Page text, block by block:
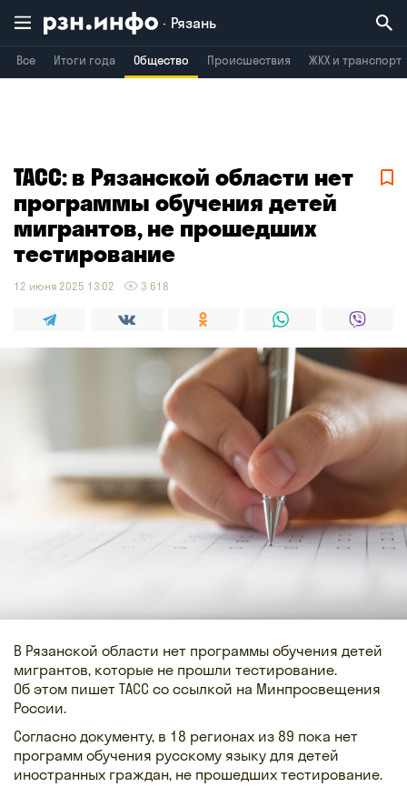
Рязань
Все Итоги года Общество Происшествия ЖКХ и транспорт
Воронеж Брянск
ТАСС: в Рязанской области нет
программы обучения детей
мигрантов, не прошедших
тестирование
12 июня 2025 13:02 3 618
В Рязанской области нет программы обучения детей
мигрантов, которые не прошли тестирование.
Об этом пишет ТАСС со ссылкой на Минпросвещения
России.
Согласно документу, в 18 регионах из 89 пока нет
программ обучения русскому языку для детей
иностранных граждан, не прошедших тестирование.